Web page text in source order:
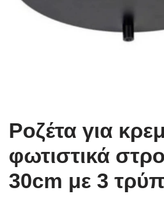
Ροζέτα για
φωτιστικά
30cm με 3